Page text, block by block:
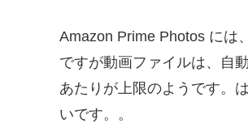
Amazon Prime Photos には
ですが動画ファイルは、自
あたりが上限のようです。
いです。。